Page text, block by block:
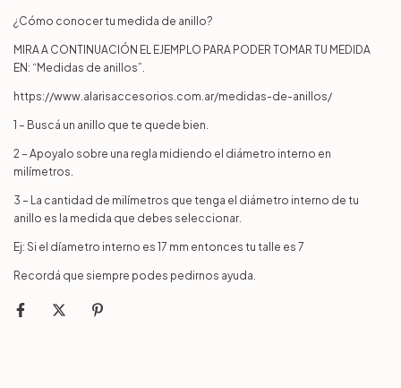
¿Cómo conocer tu medida de anillo?
MIRA A CONTINUACIÓN EL EJEMPLO PARA PODER TOMAR TU MEDIDA
EN: “Medidas de anillos”.
https://www.alarisaccesorios.com.ar/medidas-de-anillos/
1 – Buscá un anillo que te quede bien.
2 – Apoyalo sobre una regla midiendo el diámetro interno en
milímetros.
3 – La cantidad de milímetros que tenga el diámetro interno de tu
anillo es la medida que debes seleccionar.
Ej: Si el díametro interno es 17 mm entonces tu talle es 7
Recordá que siempre podes pedirnos ayuda.